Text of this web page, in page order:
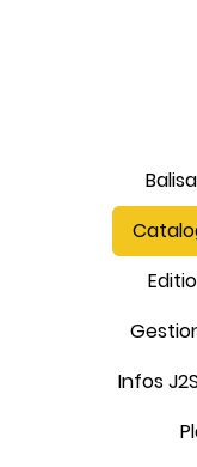
Infos J2S